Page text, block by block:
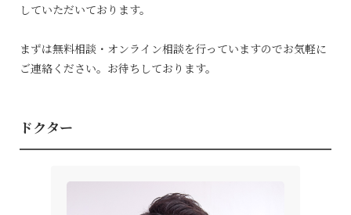
していただいております。
まずは無料相談・オンライン相談を行っていますのでお気軽に
ご連絡ください。お待ちしております。
ドクター